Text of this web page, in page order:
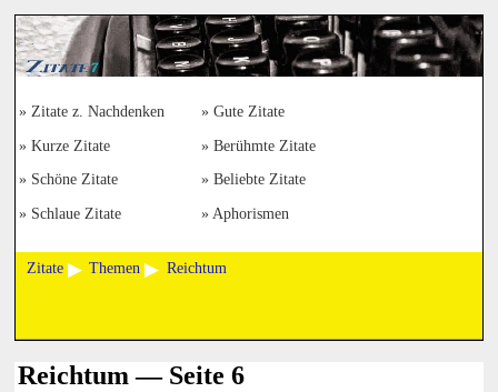
Zitate z. Nachdenken Gute Zitate
Kurze Zitate Berühmte Zitate
Schöne Zitate Beliebte Zitate
Schlaue Zitate Aphorismen
Zitate Themen Reichtum
Reichtum — Seite 6